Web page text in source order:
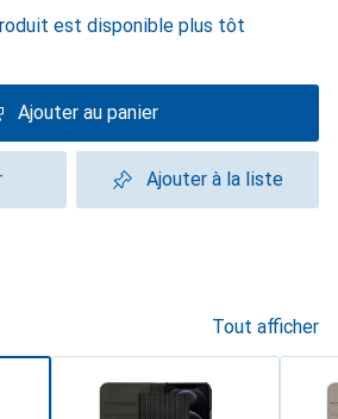
est disponible plus tôt
Ajouter au panier
Ajouter à la liste
Tout afficher